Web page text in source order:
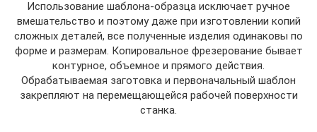
Использование шаблона-образца исключает ручное
вмешательство и поэтому даже при изготовлении копий
сложных деталей, все полученные изделия одинаковы по
форме и размерам. Копировальное фрезерование бывает
контурное, объемное и прямого действия.
Обрабатываемая заготовка и первоначальный шаблон
закрепляют на перемещающейся рабочей поверхности
станка.